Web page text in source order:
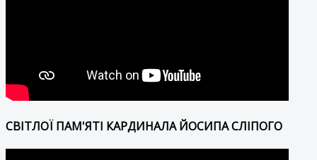
СВІТЛОЇ ПАМ'ЯТІ КАРДИНАЛА ЙОСИПА СЛІПОГО